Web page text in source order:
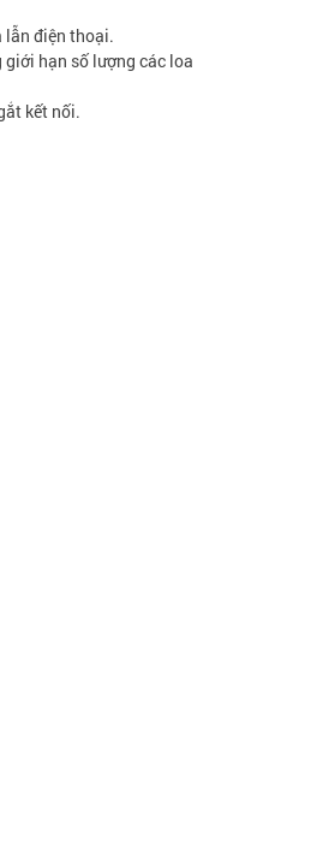
lẫn điện thoại.
hạn số lượng các loa
kết nối.